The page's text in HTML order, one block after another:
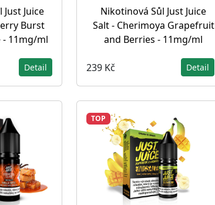
Juice
Burst
- 11mg/ml
Detail
Nikotinová Sůl Just Juice
Salt - Cherimoya Grapefruit
and Berries - 11mg/ml
239 Kč Detail
TOP